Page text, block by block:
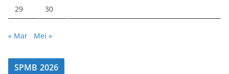
29 30
« Mar Mei »
SPMB 2026